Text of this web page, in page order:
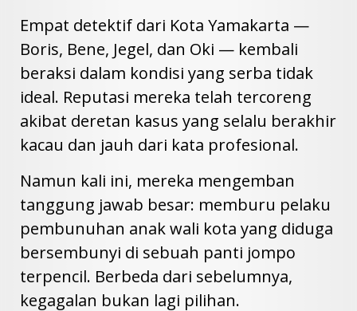
Empat detektif dari Kota Yamakarta —
Boris, Bene, Jegel, dan Oki — kembali
beraksi dalam kondisi yang serba tidak
ideal. Reputasi mereka telah tercoreng
akibat deretan kasus yang selalu berakhir
kacau dan jauh dari kata profesional.
Namun kali ini, mereka mengemban
tanggung jawab besar: memburu pelaku
pembunuhan anak wali kota yang diduga
bersembunyi di sebuah panti jompo
terpencil. Berbeda dari sebelumnya,
kegagalan bukan lagi pilihan.